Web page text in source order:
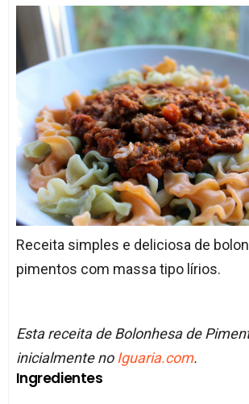
Receita simples e deliciosa de
pimentos com massa tipo lírios.
Esta receita de Bolonhesa de
inicialmente no Iguaria.com.
Ingredientes